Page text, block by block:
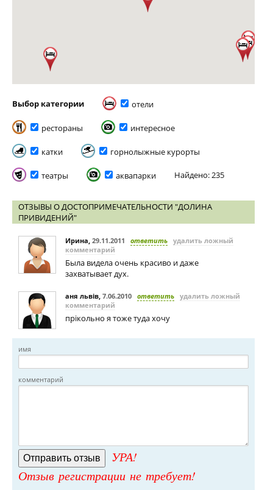
Выбор категории отели
рестораны интересное
катки горнолыжные курорты
театры аквапарки Найдено: 235
ОТЗЫВЫ О ДОСТОПРИМЕЧАТЕЛЬНОСТИ "ДОЛИНА
ПРИВИДЕНИЙ"
Ирина, 29.11.2011 ответить удалить ложный
комментарий
Была видела очень красиво и даже
захватывает дух.
аня львів, 7.06.2010 ответить удалить ложный
комментарий
прікольно я тоже туда хочу
имя
комментарий
УРА!
Отзыв регистрации не требует!